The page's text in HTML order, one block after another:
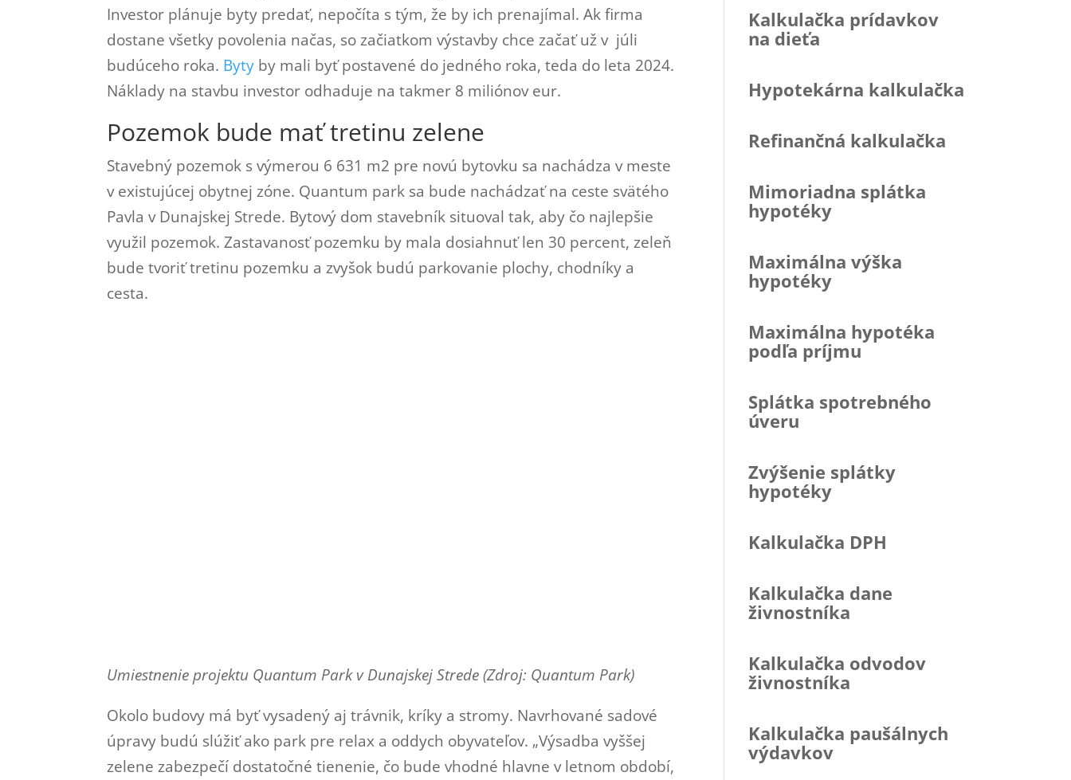
Investor plánuje byty predať, nepočíta s tým, že by ich prenajímal. Ak firma
dostane všetky povolenia načas, so začiatkom výstavby chce začať už v júli
budúceho roka. Byty by mali byť postavené do jedného roka, teda do leta 2024.
Náklady na stavbu investor odhaduje na takmer 8 miliónov eur.
Pozemok bude mať tretinu zelene
Stavebný pozemok s výmerou 6 631 m2 pre novú bytovku sa nachádza v meste
v existujúcej obytnej zóne. Quantum park sa bude nachádzať na ceste svätého
Pavla v Dunajskej Strede. Bytový dom stavebník situoval tak, aby čo najlepšie
využil pozemok. Zastavanosť pozemku by mala dosiahnuť len 30 percent, zeleň
bude tvoriť tretinu pozemku a zvyšok budú parkovanie plochy, chodníky a
cesta.
Umiestnenie projektu Quantum Park v Dunajskej Strede (Zdroj: Quantum Park)
Okolo budovy má byť vysadený aj trávnik, kríky a stromy. Navrhované sadové
úpravy budú slúžiť ako park pre relax a oddych obyvateľov. „Výsadba vyššej
zelene zabezpečí dostatočné tienenie, čo bude vhodné hlavne v letnom období,
Kalkulačka prídavkov
na dieťa
Hypotekárna kalkulačka
Refinančná kalkulačka
Mimoriadna splátka
hypotéky
Maximálna výška
hypotéky
Maximálna hypotéka
podľa príjmu
Splátka spotrebného
úveru
Zvýšenie splátky
hypotéky
Kalkulačka DPH
Kalkulačka dane
živnostníka
Kalkulačka odvodov
živnostníka
Kalkulačka paušálnych
výdavkov